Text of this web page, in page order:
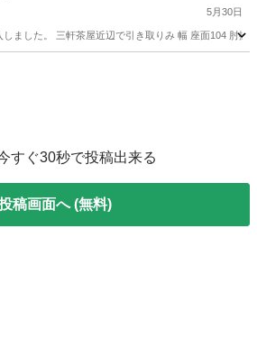
5月30日
ました。 三軒茶屋近辺で引き取りみ 幅 座面104 肘掛
すぐ30秒で投稿出来る
稿画面へ (無料)